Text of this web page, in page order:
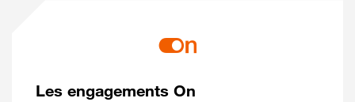
Les engagements On